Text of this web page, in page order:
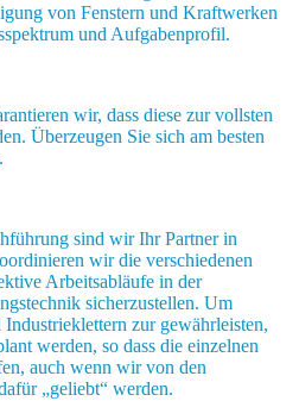
von Fenstern und Kraftwerken
und Aufgabenprofil.
wir, dass diese zur vollsten
Überzeugen Sie sich am besten
sind wir Ihr Partner in
wir die verschiedenen
Arbeitsabläufe in der
sicherzustellen. Um
zur gewährleisten,
werden, so dass die einzelnen
auch wenn wir von den
„geliebt“ werden.